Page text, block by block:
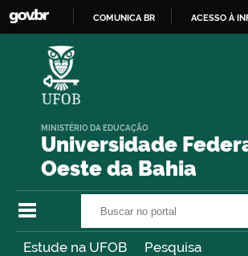
COMUNICA BR ACESSO À
Universidade
Oeste da Bahia
MINISTÉRIO DA EDUCAÇÃO
Estude na UFOB
Pesquisa